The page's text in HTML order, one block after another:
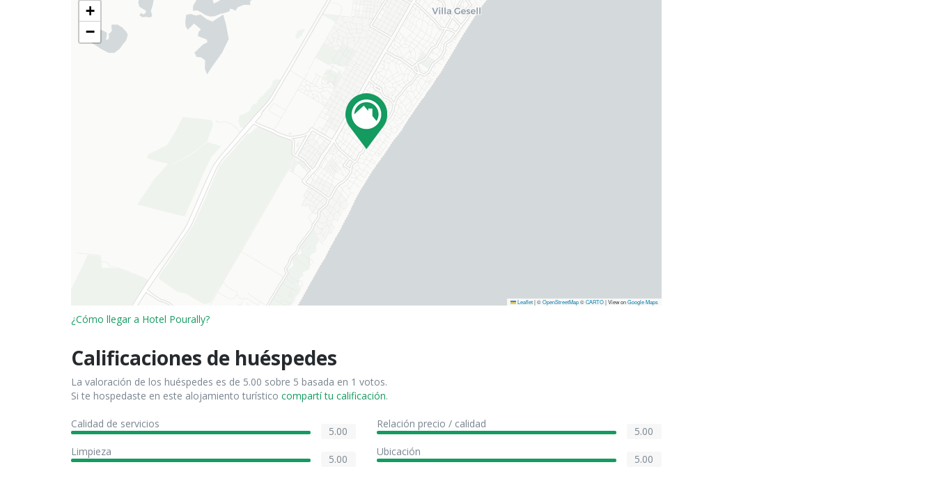
+
−
Leaflet |©OpenStreetMap©CARTO| View onGoogle Maps
¿Cómo llegar a Hotel Pourally?
Calificaciones de huéspedes
La valoración de los huéspedes es de 5.00 sobre 5 basada en 1 votos.
Si te hospedaste en este alojamiento turístico compartí tu calificación.
Calidad de servicios
5.00
Relación precio / calidad
5.00
Limpieza
5.00
Ubicación
5.00